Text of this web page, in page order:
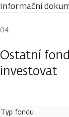
Informační
Ostatní
investovat
Typ fondu